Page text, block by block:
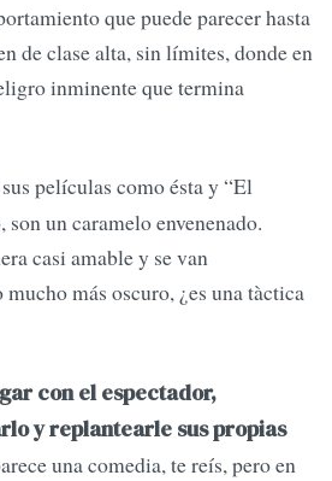
que puede parecer hasta
de clase alta, sin límites, donde en
inminente que termina
películas como ésta y “El
un caramelo envenenado.
casi amable y se van
más oscuro, ¿es una tàctica
con el espectador,
y replantearle sus propias
una comedia, te reís, pero en